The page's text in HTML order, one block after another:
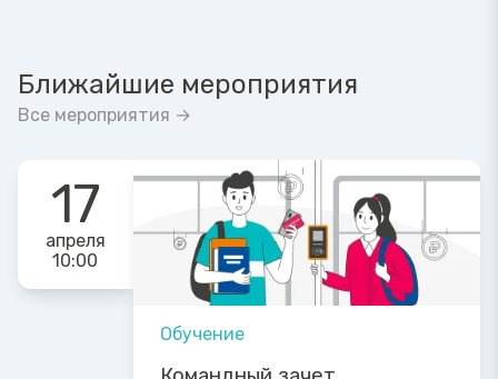
Ближайшие мероприятия
Все мероприятия →
17
апреля
10:00
Обучение